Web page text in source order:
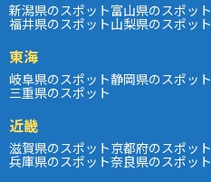
新潟県のスポット富山県のスポット
福井県のスポット山梨県のスポット
東海
岐阜県のスポット静岡県のスポット
三重県のスポット
近畿
滋賀県のスポット京都府のスポット
兵庫県のスポット奈良県のスポット